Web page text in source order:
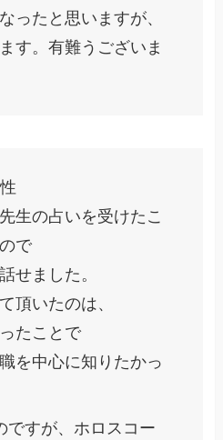
ったと思いますが、
す。有難うございま
生の占いを受けたこ
で
せました。
頂いたのは、
たことで
を中心に知りたかっ
ですが、ホロスコー